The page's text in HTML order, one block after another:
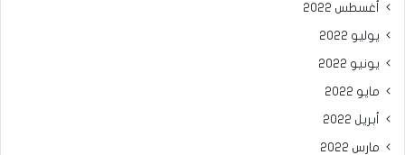
أغسطس 2022
يوليو 2022
يونيو 2022
مايو 2022
أبريل 2022
مارس 2022